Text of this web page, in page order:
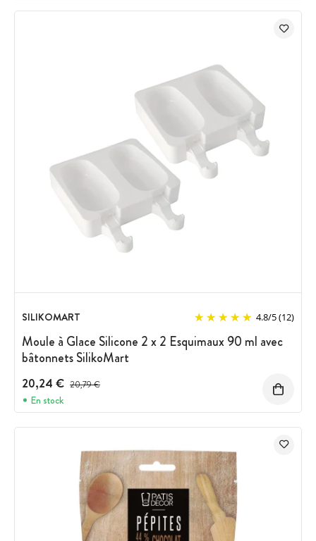
SILIKOMART 4.8/5(12)
Moule à Glace Silicone 2 x 2 Esquimaux 90 ml avec
bâtonnets SilikoMart
20,24 € Prix avant réduction :
20,79 €
En stock